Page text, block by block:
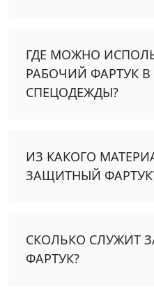
ГДЕ МОЖНО
РАБОЧИЙ ФАРТУК В
СПЕЦОДЕЖДЫ?
ИЗ КАКОГО
ЗАЩИТНЫЙ
СКОЛЬКО СЛУЖИТ
ФАРТУК?